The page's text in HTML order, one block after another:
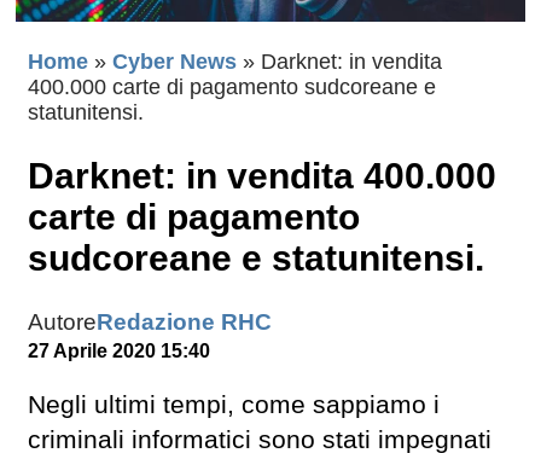
Home » Cyber News » Darknet: in vendita
400.000 carte di pagamento sudcoreane e
statunitensi.
Darknet: in vendita 400.000
carte di pagamento
sudcoreane e statunitensi.
AutoreRedazione RHC
27 Aprile 2020 15:40
Negli ultimi tempi, come sappiamo i
criminali informatici sono stati impegnati